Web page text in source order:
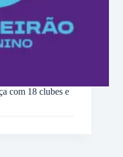
com 18 clubes e